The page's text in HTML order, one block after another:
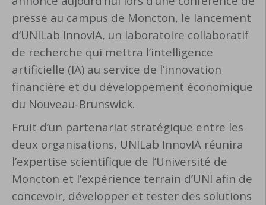
presse au campus de Moncton, le lancement
d’UNILab InnovIA, un laboratoire collaboratif
de recherche qui mettra l’intelligence
artificielle (IA) au service de l’innovation
financière et du développement économique
du Nouveau-Brunswick.
Fruit d’un partenariat stratégique entre les
deux organisations, UNILab InnovIA réunira
l’expertise scientifique de l’Université de
Moncton et l’expérience terrain d’UNI afin de
concevoir, développer et tester des solutions